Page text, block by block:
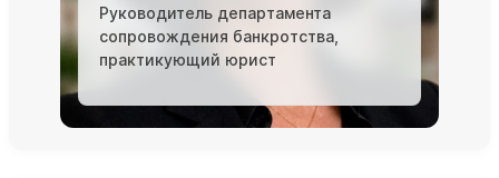
Руководитель департамента
сопровождения банкротства,
практикующий юрист